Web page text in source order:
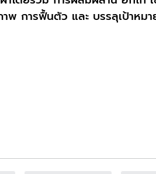
การฟื้นตัว และ บรรลุเป้าหม